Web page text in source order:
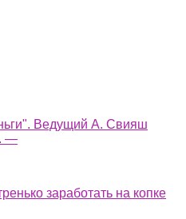
Прохождение Без